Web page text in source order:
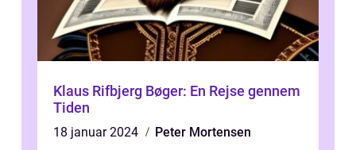
Klaus Rifbjerg Bøger: En Rejse gennem
Tiden
18 januar 2024
Peter Mortensen